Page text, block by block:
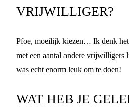
VRIJWILLIGER?
Pfoe, moeilijk kiezen… Ik denk
met een aantal andere
was echt enorm leuk om te doen!
WAT HEB JE